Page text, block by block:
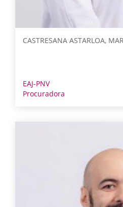
CASTRESANA ASTARLOA,
EAJ-PNV
Procuradora